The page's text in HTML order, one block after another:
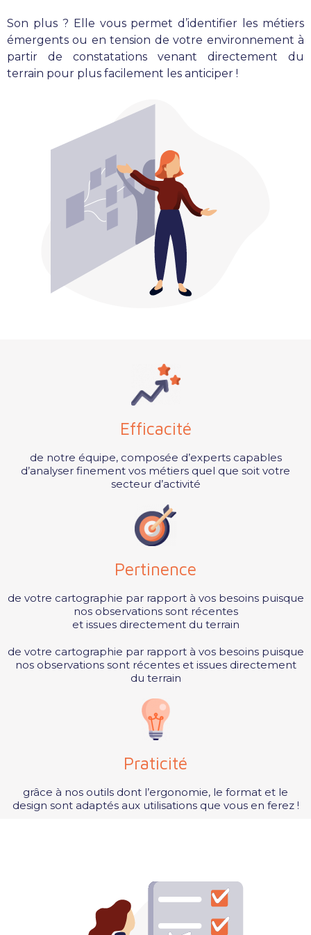
Son plus ? Elle vous permet d’identifier les métiers
émergents ou en tension de votre environnement à
partir de constatations venant directement du
terrain pour plus facilement les anticiper !
Efficacité
de notre équipe, composée d’experts capables
d’analyser finement vos métiers quel que soit votre
secteur d’activité
Pertinence
de votre cartographie par rapport à vos besoins puisque
nos observations sont récentes
et issues directement du terrain
de votre cartographie par rapport à vos besoins puisque
nos observations sont récentes et issues directement
du terrain
Praticité
grâce à nos outils dont l’ergonomie, le format et le
design sont adaptés aux utilisations que vous en ferez !